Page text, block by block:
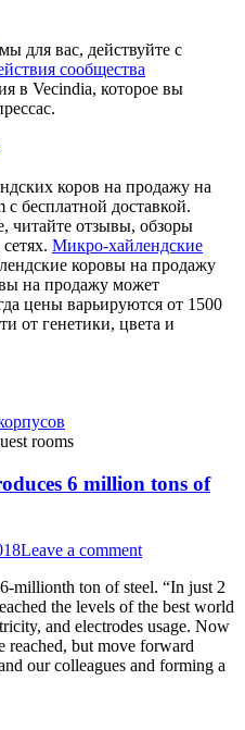
для вас, действуйте с
сообщества
в Vecindia, которое вы
коров на продажу на
бесплатной доставкой.
читайте отзывы, обзоры
Микро-хайлендские
коровы на продажу
на продажу может
цены варьируются от 1500
от генетики, цвета и
rooms
6 million tons of
Leave a comment
millionth ton of steel. “In just 2
the levels of the best world
and electrodes usage. Now
reached, but move forward
our colleagues and forming a